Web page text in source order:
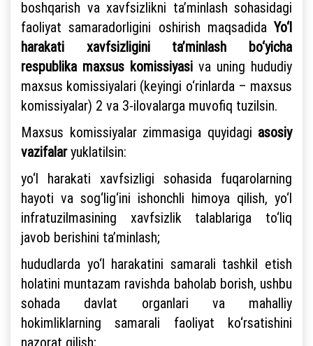
boshqarish va xavfsizlikni ta’minlash sohasidagi
faoliyat samaradorligini oshirish maqsadida Yo‘l
harakati xavfsizligini ta’minlash bo‘yicha
respublika maxsus komissiyasi va uning hududiy
maxsus komissiyalari (keyingi o‘rinlarda – maxsus
komissiyalar) 2 va 3-ilovalarga muvofiq tuzilsin.
Maxsus komissiyalar zimmasiga quyidagi asosiy
vazifalaryuklatilsin:
yo‘l harakati xavfsizligi sohasida fuqarolarning
hayoti va sog‘lig‘ini ishonchli himoya qilish, yo‘l
infratuzilmasining xavfsizlik talablariga to‘liq
javob berishini ta’minlash;
hududlarda yo‘l harakatini samarali tashkil etish
holatini muntazam ravishda baholab borish, ushbu
sohada davlat organlari va mahalliy
hokimliklarning samarali faoliyat ko‘rsatishini
nazorat qilish;